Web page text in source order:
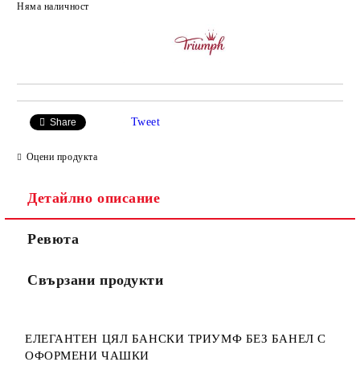
Няма наличност
Share Tweet
Оцени продукта
Детайлно описание
Ревюта
Свързани продукти
ЕЛЕГАНТЕН ЦЯЛ БАНСКИ ТРИУМФ БЕЗ БАНЕЛ С
ОФОРМЕНИ ЧАШКИ